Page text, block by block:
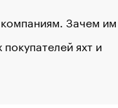
Зачем
яхт и